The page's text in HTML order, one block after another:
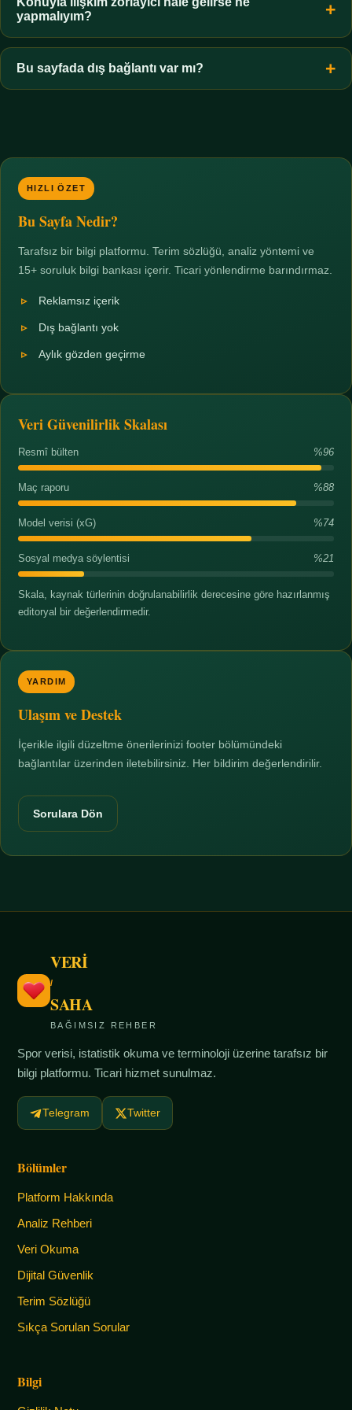
zorunluluktur.
yapmalıyım?
Zaman sınırı koyun, harcadığınız süreyi ölçün ve gerekirse
profesyonel destek alın. Türkiye'de ücretsiz danışma hatları
mevcuttur; yardım istemek güçlü bir adımdır.
Bu sayfada dış bağlantı var mı?
HIZLI ÖZET
Bu Sayfa Nedir?
Tarafsız bir bilgi platformu. Terim sözlüğü, analiz yöntemi ve
15+ soruluk bilgi bankası içerir. Ticari yönlendirme barındırmaz.
Reklamsız içerik
Dış bağlantı yok
Aylık gözden geçirme
Veri Güvenilirlik Skalası
Resmî bülten %96
Maç raporu %88
Model verisi (xG) %74
Sosyal medya söylentisi %21
Skala, kaynak türlerinin doğrulanabilirlik derecesine göre hazırlanmış
editoryal bir değerlendirmedir.
YARDIM
Ulaşım ve Destek
İçerikle ilgili düzeltme önerilerinizi footer bölümündeki
bağlantılar üzerinden iletebilirsiniz. Her bildirim değerlendirilir.
Sorulara Dön
VERİ
/
SAHA
BAĞIMSIZ REHBER
Spor verisi, istatistik okuma ve terminoloji üzerine tarafsız bir
bilgi platformu. Ticari hizmet sunulmaz.
Telegram Twitter
Bölümler
Platform Hakkında
Analiz Rehberi
Veri Okuma
Dijital Güvenlik
Terim Sözlüğü
Sıkça Sorulan Sorular
Bilgi